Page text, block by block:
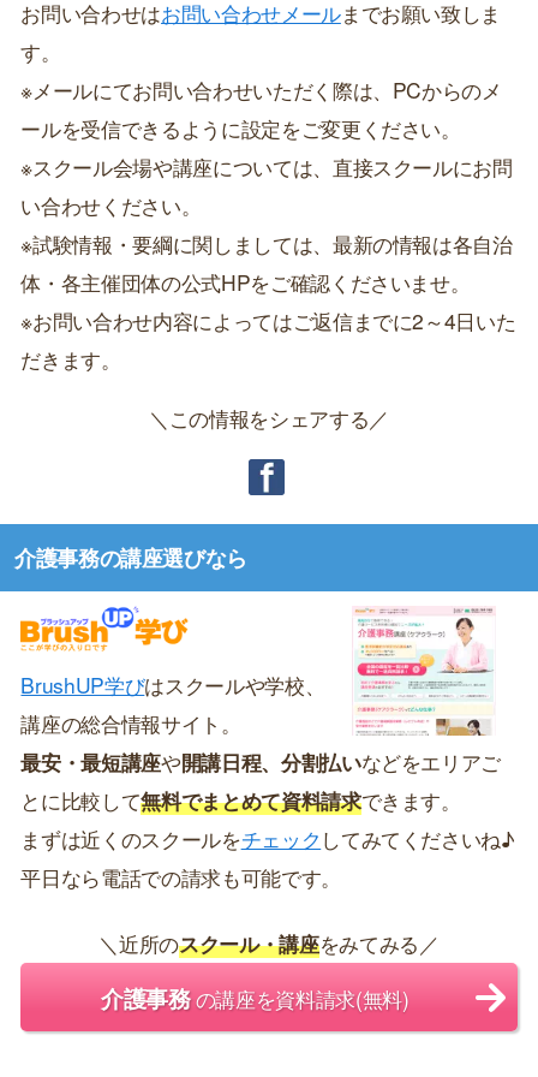
お問い合わせはお問い合わせメールまでお願い致しま
す。
※メールにてお問い合わせいただく際は、PCからのメ
ールを受信できるように設定をご変更ください。
※スクール会場や講座については、直接スクールにお問
い合わせください。
※試験情報・要綱に関しましては、最新の情報は各自治
体・各主催団体の公式HPをご確認くださいませ。
※お問い合わせ内容によってはご返信までに2～4日いた
だきます。
＼この情報をシェアする／
介護事務の講座選びなら
BrushUP学びはスクールや学校、
講座の総合情報サイト。
最安・最短講座や開講日程、分割払いなどをエリアご
とに比較して無料でまとめて資料請求できます。
まずは近くのスクールをチェック してみてくださいね♪
平日なら電話での請求も可能です。
＼近所のスクール・講座をみてみる／
介護事務の講座を資料請求(無料)